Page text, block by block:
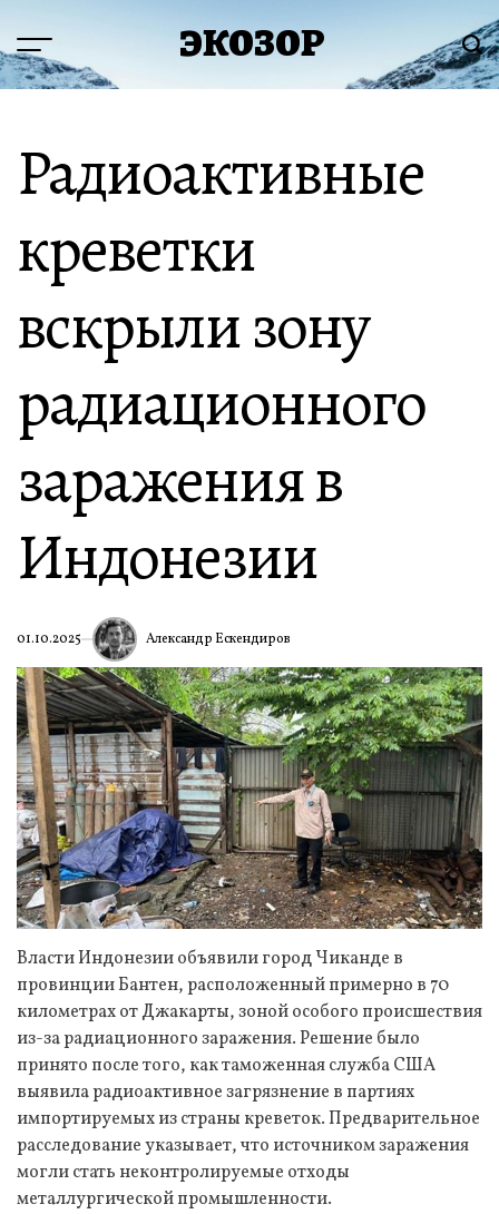
содержимому
Меню ЭКОЗОР
Радиоактивные
креветки
вскрыли зону
радиационного
заражения в
Индонезии
01.10.2025 Александр Ескендиров
Власти Индонезии объявили город Чиканде в
провинции Бантен, расположенный примерно в 70
километрах от Джакарты, зоной особого происшествия
из-за радиационного заражения. Решение было
принято после того, как таможенная служба США
выявила радиоактивное загрязнение в партиях
импортируемых из страны креветок. Предварительное
расследование указывает, что источником заражения
могли стать неконтролируемые отходы
металлургической промышленности.